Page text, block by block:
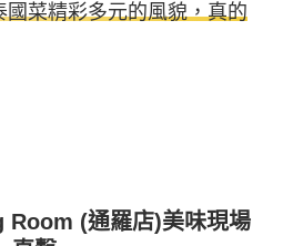
菜精彩多元的風貌，真的
(通羅店)美味現場